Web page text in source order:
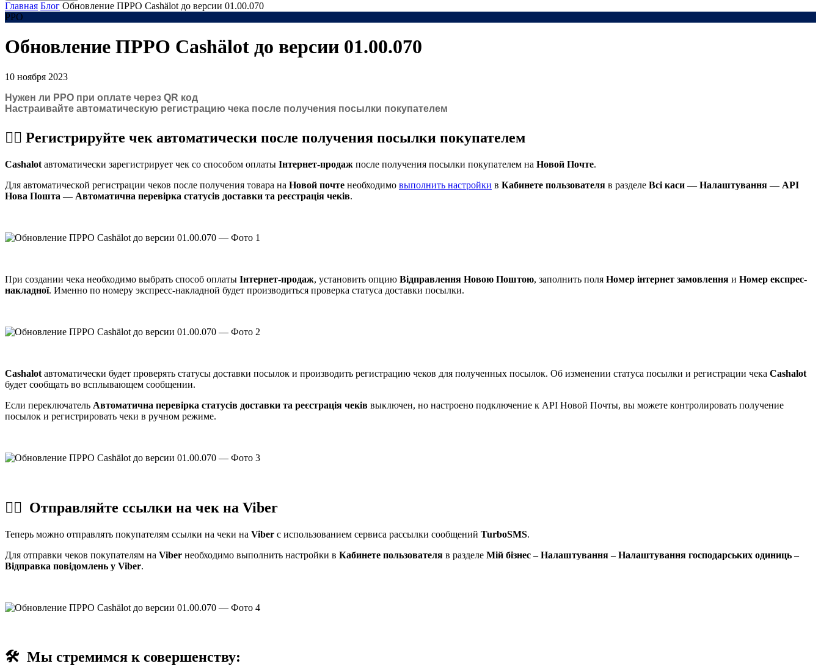
Главная Блог Обновление ПРРО Cashӓlot до версии 01.00.070
РРО
Обновление ПРРО Cashӓlot до версии 01.00.070
10 ноября 2023
Нужен ли РРО при оплате через QR код
Настраивайте автоматическую регистрацию чека после получения посылки покупателем
☝🏻 Регистрируйте чек автоматически после получения посылки покупателем
Cashalot автоматически зарегистрирует чек со способом оплаты Інтернет-продаж после получения посылки покупателем на Новой Почте.
Для автоматической регистрации чеков после получения товара на Новой почте необходимо выполнить настройки в Кабинете пользователя в разделе Всі каси — Налаштування — API
Нова Пошта — Автоматична перевірка статусів доставки та реєстрація чеків.
При создании чека необходимо выбрать способ оплаты Інтернет-продаж, установить опцию Відправлення Новою Поштою, заполнить поля Номер інтернет замовлення и Номер експрес-
накладної. Именно по номеру экспресс-накладной будет производиться проверка статуса доставки посылки.
Cashalot автоматически будет проверять статусы доставки посылок и производить регистрацию чеков для полученных посылок. Об изменении статуса посылки и регистрации чека Cashalot
будет сообщать во всплывающем сообщении.
Если переключатель Автоматична перевірка статусів доставки та реєстрація чеків выключен, но настроено подключение к АPI Новой Почты, вы можете контролировать получение
посылок и регистрировать чеки в ручном режиме.
☝🏻 Отправляйте ссылки на чек на Viber
Теперь можно отправлять покупателям ссылки на чеки на Viber с использованием сервиса рассылки сообщений TurboSMS.
Для отправки чеков покупателям на Viber необходимо выполнить настройки в Кабинете пользователя в разделе Мій бізнес – Налаштування – Налаштування господарських одиниць –
Відправка повідомлень у Viber.
🛠 Мы стремимся к совершенству: